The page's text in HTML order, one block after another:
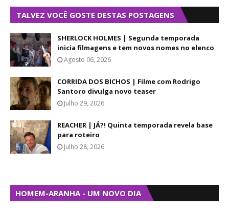
TALVEZ VOCÊ GOSTE DESTAS POSTAGENS
SHERLOCK HOLMES | Segunda temporada
inicia filmagens e tem novos nomes no elenco
Agosto 06, 2026
CORRIDA DOS BICHOS | Filme com Rodrigo
Santoro divulga novo teaser
Julho 29, 2026
REACHER | JÁ?! Quinta temporada revela base
para roteiro
Julho 28, 2026
HOMEM-ARANHA - UM NOVO DIA